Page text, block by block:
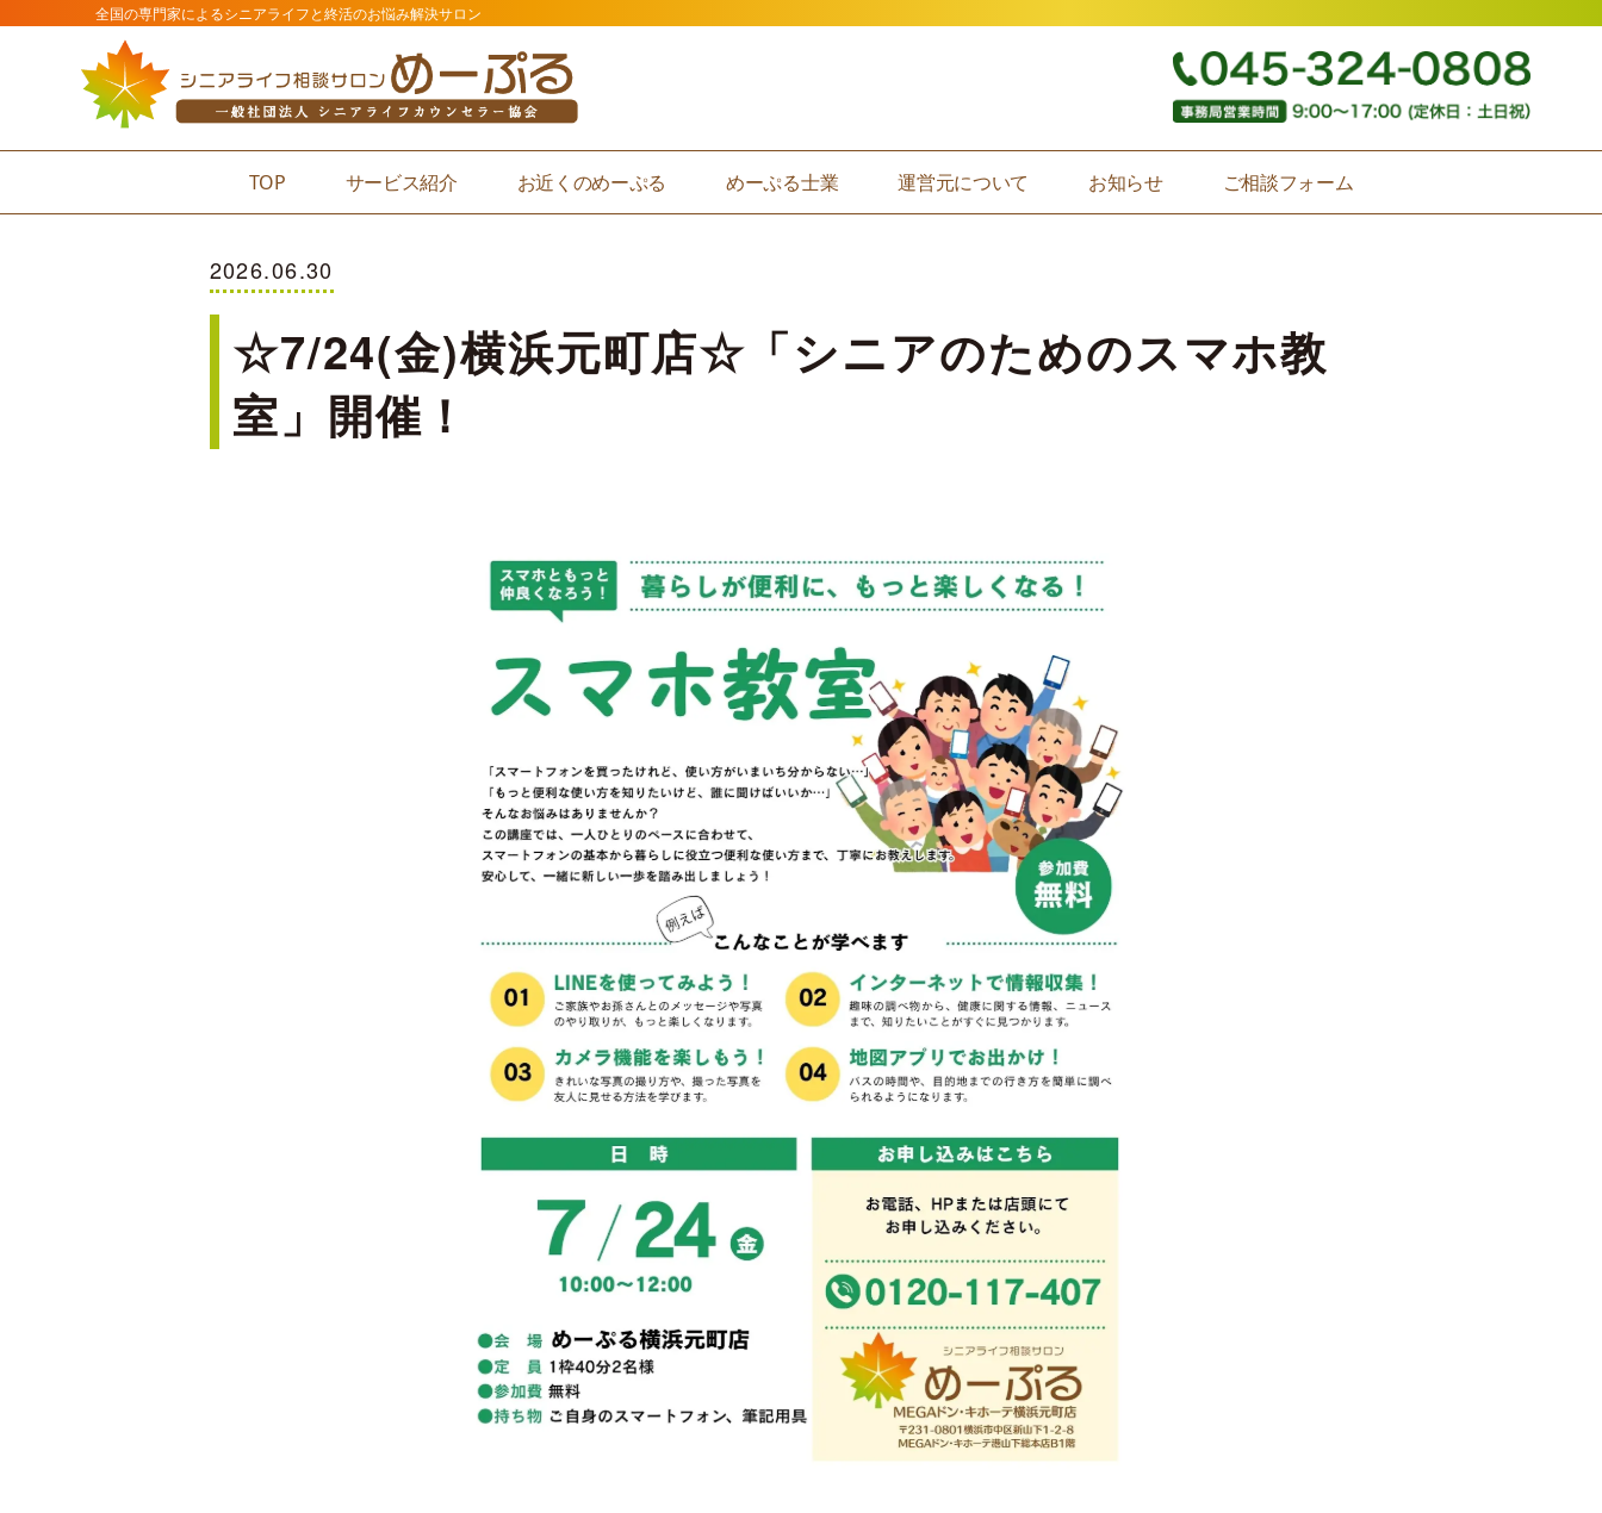
全国の専門家によるシニアライフと終活のお悩み解決サロン
TOP サービス紹介 お近くのめーぷる めーぷる士業 運営元について お知らせ ご相談フォーム
2026.06.30
☆7/24(金)横浜元町店☆「シニアのためのスマホ教
室」開催！